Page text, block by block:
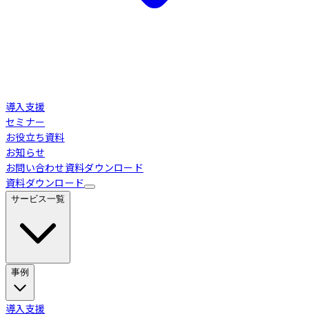
導入支援
セミナー
お役立ち資料
お知らせ
お問い合わせ資料ダウンロード
資料ダウンロード
サービス一覧
Loglass 経営管理
事例
導入事例
導入支援